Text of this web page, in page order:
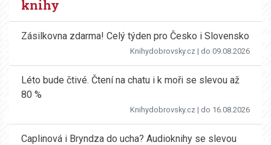
knihy
Zásilkovna zdarma! Celý týden pro Česko i Slovensko
Knihydobrovsky.cz | do 09.08.2026
Léto bude čtivé. Čtení na chatu i k moři se slevou až
80 %
Knihydobrovsky.cz | do 16.08.2026
Caplinová i Bryndza do ucha? Audioknihy se slevou